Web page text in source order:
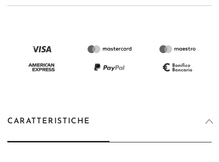
CARATTERISTICHE